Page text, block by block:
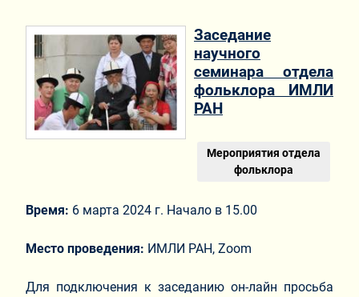
Заседание
научного
семинара отдела
фольклора ИМЛИ
РАН
Мероприятия отдела
фольклора
Время: 6 марта 2024 г. Начало в 15.00
Место проведения: ИМЛИ РАН, Zoom
Для подключения к заседанию он-лайн просьба